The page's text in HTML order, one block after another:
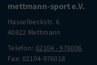
mettmann-sport e.V.
Hasselbeckstr. 6
40822 Mettmann
Telefon: 02104 - 976006
Fax: 02104-976018